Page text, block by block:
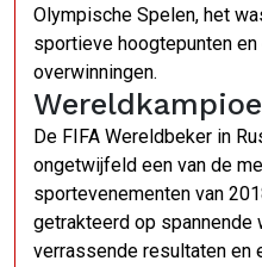
Olympische Spelen, het
sportieve hoogtepunten
overwinningen.
De FIFA Wereldbeker in
ongetwijfeld een van de
sportevenementen van
getrakteerd op spannende
verrassende resultaten en